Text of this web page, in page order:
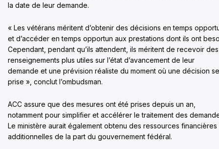
la date de leur demande.
« Les vétérans méritent d’obtenir des décisions en temps
et d’accéder en temps opportun aux prestations dont ils ont
Cependant, pendant qu’ils attendent, ils méritent de recevoir des
renseignements plus utiles sur l’état d’avancement de leur
demande et une prévision réaliste du moment où une décision
prise », conclut l’ombudsman.
ACC assure que des mesures ont été prises depuis un an,
notamment pour simplifier et accélérer le traitement des
Le ministère aurait également obtenu des ressources financières
additionnelles de la part du gouvernement fédéral.